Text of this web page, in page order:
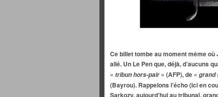
Ce billet tombe au moment même où
allé. Un Le Pen que, déjà, d’aucuns
« tribun hors-pair» (AFP), de « grand
(Bayrou). Rappelons l’écho (ici en
Sarkozy, aujourd’hui au tribunal,